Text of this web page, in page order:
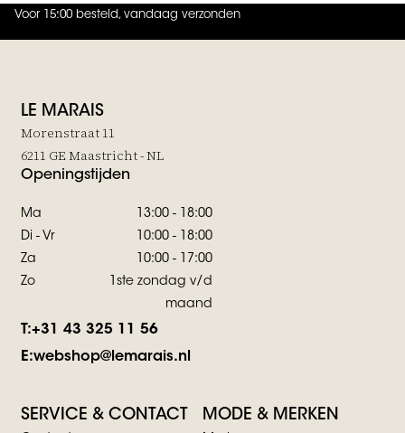
Voor 15:00 besteld, vandaag verzonden
4.9 uit5 (737 reviews)
LE MARAIS
Morenstraat 11
6211 GE Maastricht - NL
Openingstijden
Ma
13:00 - 18:00
Di - Vr
10:00 - 18:00
Za
10:00 - 17:00
Zo
1ste zondag v/d
maand
T:+31 43 325 11 56
E:webshop@lemarais.nl
SERVICE & CONTACT MODE & MERKEN